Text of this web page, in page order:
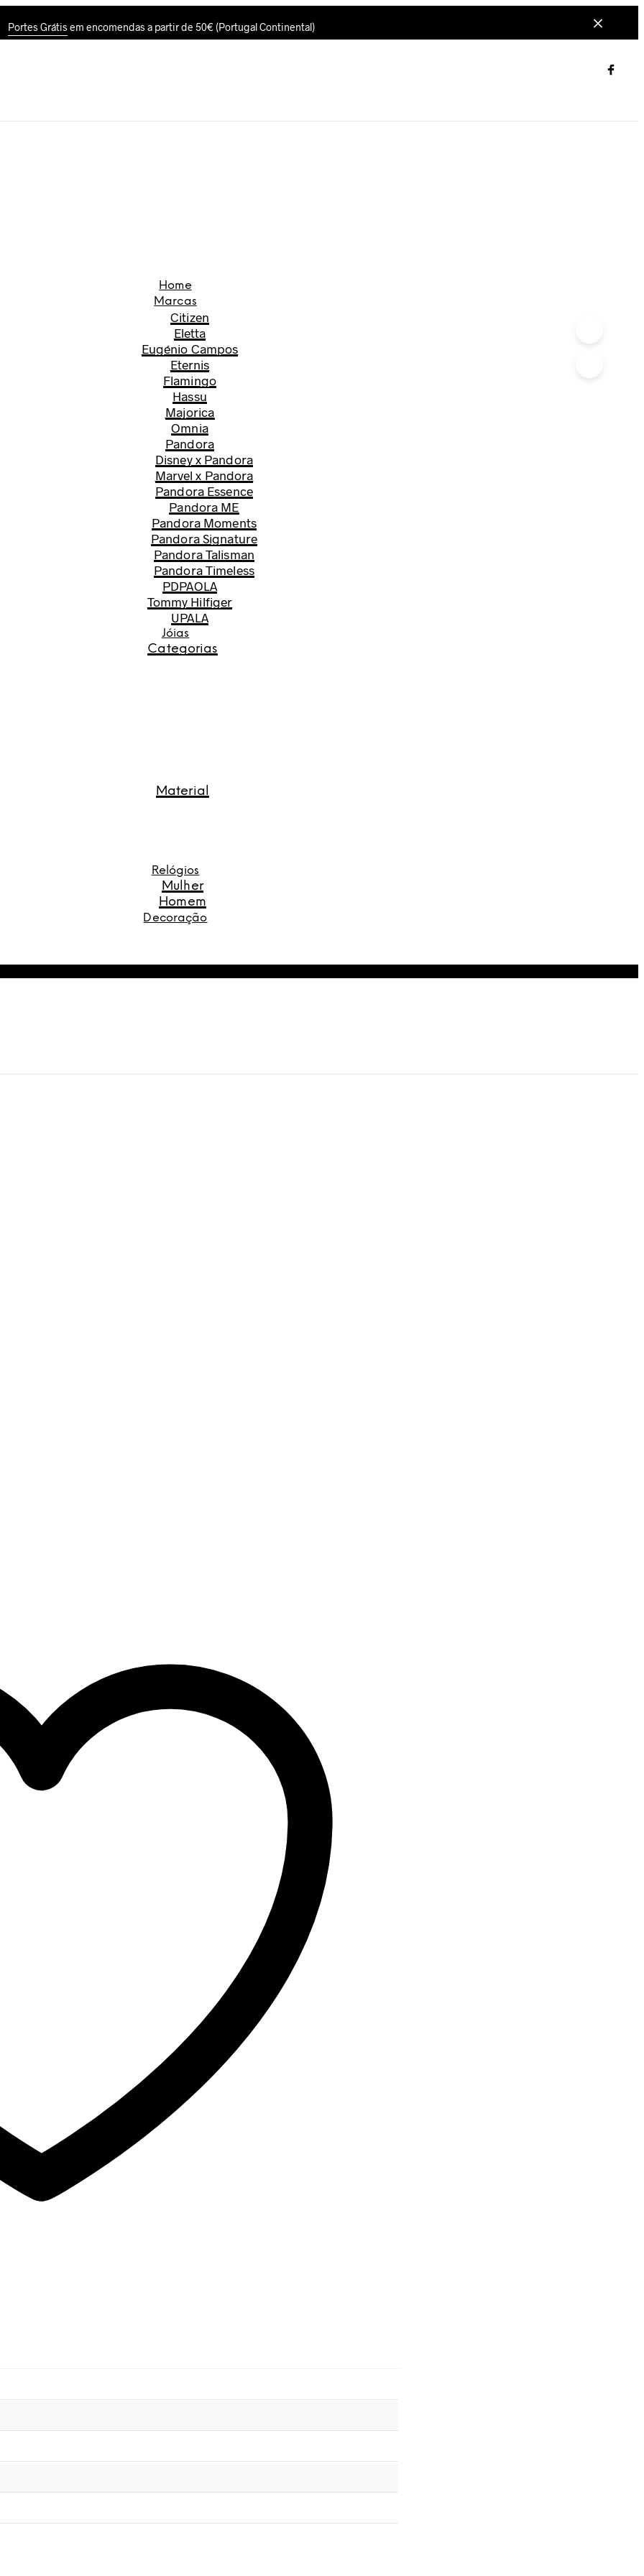
Portes Grátisem encomendas a partir de 50€ (Portugal Continental)
Home
Marcas
Citizen
Eletta
Eugénio Campos
Eternis
Flamingo
Hassu
Majorica
Omnia
Pandora
Disney x Pandora
Marvel x Pandora
Pandora Essence
Pandora ME
Pandora Moments
Pandora Signature
Pandora Talisman
Pandora Timeless
PDPAOLA
Tommy Hilfiger
UPALA
Jóias
Categorias
Material
Relógios
Mulher
Homem
Decoração